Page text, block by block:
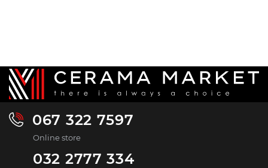
067 322 7597
Online store
032 2777 334